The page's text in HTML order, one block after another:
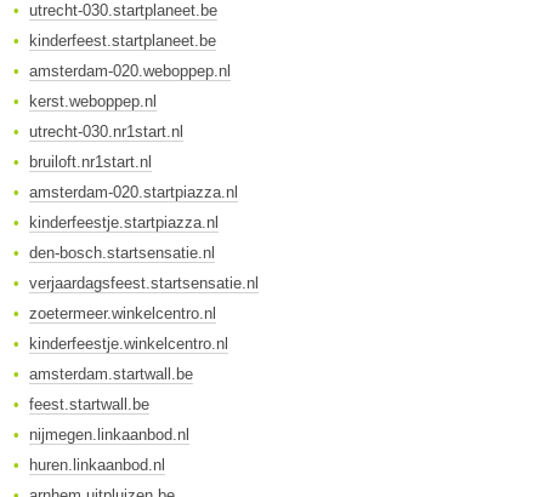
utrecht-030.startplaneet.be
kinderfeest.startplaneet.be
amsterdam-020.weboppep.nl
kerst.weboppep.nl
utrecht-030.nr1start.nl
bruiloft.nr1start.nl
amsterdam-020.startpiazza.nl
kinderfeestje.startpiazza.nl
den-bosch.startsensatie.nl
verjaardagsfeest.startsensatie.nl
zoetermeer.winkelcentro.nl
kinderfeestje.winkelcentro.nl
amsterdam.startwall.be
feest.startwall.be
nijmegen.linkaanbod.nl
huren.linkaanbod.nl